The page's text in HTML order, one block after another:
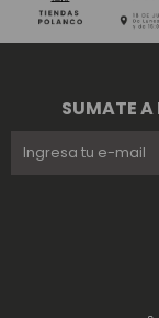
SUMATE A